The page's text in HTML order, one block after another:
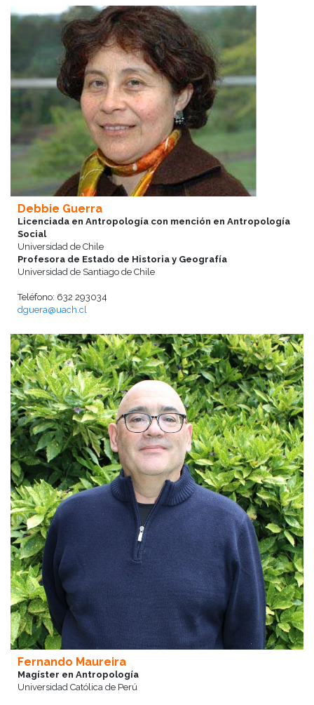
Debbie Guerra
Licenciada en Antropología con mención en Antropología
Social
Universidad de Chile
Profesora de Estado de Historia y Geografía
Universidad de Santiago de Chile
Teléfono: 632 293034
dguera@uach.cl
Fernando Maureira
Magíster en Antropología
Universidad Católica de Perú